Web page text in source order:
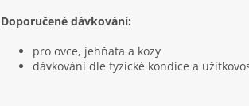
Doporučené dávkování:
pro ovce, jehňata a kozy
dávkování dle fyzické kondice a